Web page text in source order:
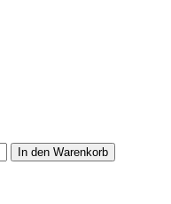
In den Warenkorb